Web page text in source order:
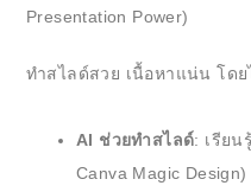
Presentation Power)
ทำสไลด์สวย เนื้อหาแน่น โดย
AI ช่วยทำสไลด์: เรียน
Canva Magic